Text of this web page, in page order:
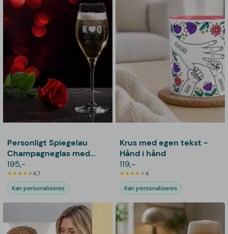
Personligt Spiegelau
Champagneglas med
Gravering - Initialer
195,-
4,7
Kan personaliseres
Krus med egen tekst -
Hånd i hånd
119,-
4
Kan personaliseres